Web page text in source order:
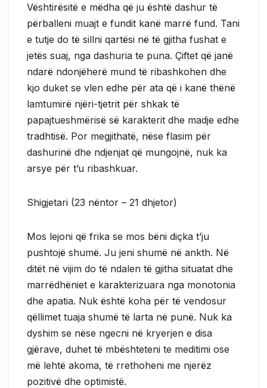
Vështirësitë e mëdha që ju është dashur të
përballeni muajt e fundit kanë marrë fund. Tani
e tutje do të sillni qartësi në të gjitha fushat e
jetës suaj, nga dashuria te puna. Çiftet që janë
ndarë ndonjëherë mund të ribashkohen dhe
kjo duket se vlen edhe për ata që i kanë thënë
lamtumirë njëri-tjetrit për shkak të
papajtueshmërisë së karakterit dhe madje edhe
tradhtisë. Por megjithatë, nëse flasim për
dashurinë dhe ndjenjat që mungojnë, nuk ka
arsye për t’u ribashkuar.
Shigjetari (23 nëntor – 21 dhjetor)
Mos lejoni që frika se mos bëni diçka t’ju
pushtojë shumë. Ju jeni shumë në ankth. Në
ditët në vijim do të ndalen të gjitha situatat dhe
marrëdhëniet e karakterizuara nga monotonia
dhe apatia. Nuk është koha për të vendosur
qëllimet tuaja shumë të larta në punë. Nuk ka
dyshim se nëse ngecni në kryerjen e disa
gjërave, duhet të mbështeteni te meditimi ose
më lehtë akoma, të rrethoheni me njerëz
pozitivë dhe optimistë.